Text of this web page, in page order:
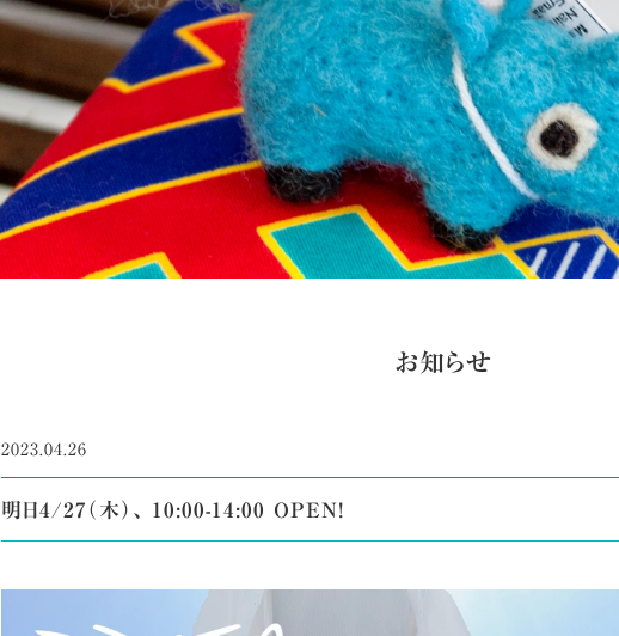
お知らせ
2023.04.26
明日4/27（木）、 10:00-14:00 OPEN!